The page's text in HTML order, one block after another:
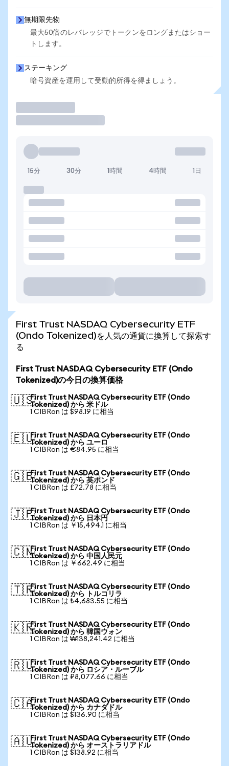
無期限先物
最大50倍のレバレッジでトークンをロングまたはショー
トします。
ステーキング
暗号資産を運用して受動的所得を得ましょう。
15分 30分 1時間 4時間 1日
First Trust NASDAQ Cybersecurity ETF
(Ondo Tokenized)を人気の通貨に換算して探索す
る
First Trust NASDAQ Cybersecurity ETF (Ondo
Tokenized)の今日の換算価格
🇺🇸First Trust NASDAQ Cybersecurity ETF (Ondo
Tokenized) から 米ドル
1 CIBRon は $98.19 に相当
🇪🇺First Trust NASDAQ Cybersecurity ETF (Ondo
Tokenized) から ユーロ
1 CIBRon は €84.95 に相当
🇬🇧First Trust NASDAQ Cybersecurity ETF (Ondo
Tokenized) から 英ポンド
1 CIBRon は £72.78 に相当
🇯🇵First Trust NASDAQ Cybersecurity ETF (Ondo
Tokenized) から 日本円
1 CIBRon は ￥15,494.1 に相当
🇨🇳First Trust NASDAQ Cybersecurity ETF (Ondo
Tokenized) から 中国人民元
1 CIBRon は ￥662.49 に相当
🇹🇷First Trust NASDAQ Cybersecurity ETF (Ondo
Tokenized) から トルコリラ
1 CIBRon は ₺4,683.55 に相当
🇰🇷First Trust NASDAQ Cybersecurity ETF (Ondo
Tokenized) から 韓国ウォン
1 CIBRon は ₩138,241.42 に相当
🇷🇺First Trust NASDAQ Cybersecurity ETF (Ondo
Tokenized) から ロシア・ルーブル
1 CIBRon は ₽8,077.66 に相当
🇨🇦First Trust NASDAQ Cybersecurity ETF (Ondo
Tokenized) から カナダドル
1 CIBRon は $136.90 に相当
🇦🇺First Trust NASDAQ Cybersecurity ETF (Ondo
Tokenized) から オーストラリアドル
1 CIBRon は $138.92 に相当